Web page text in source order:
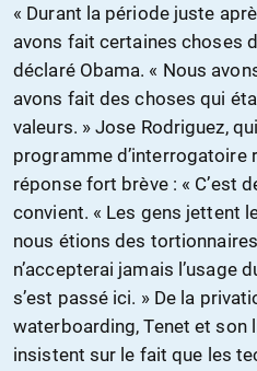
« Durant la période juste
avons fait certaines choses
déclaré Obama. « Nous
avons fait des choses qui
valeurs. » Jose Rodriguez,
programme d’interrogatoire
réponse fort brève : « C’est
convient. « Les gens jettent
nous étions des
n’accepterai jamais l’usage
s’est passé ici. » De la
waterboarding, Tenet et son
insistent sur le fait que les